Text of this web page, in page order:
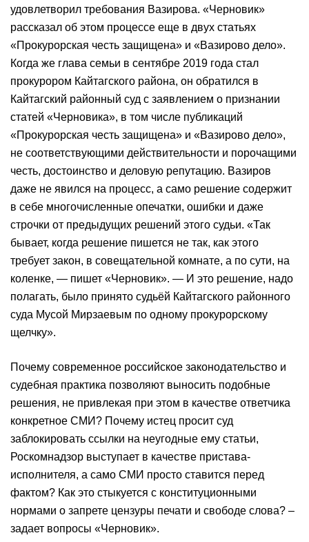
удовлетворил требования Вазирова. «Черновик»
рассказал об этом процессе еще в двух статьях
«Прокурорская честь защищена» и «Вазирово дело».
Когда же глава семьи в сентябре 2019 года стал
прокурором Кайтагского района, он обратился в
Кайтагский районный суд с заявлением о признании
статей «Черновика», в том числе публикаций
«Прокурорская честь защищена» и «Вазирово дело»,
не соответствующими действительности и порочащими
честь, достоинство и деловую репутацию. Вазиров
даже не явился на процесс, а само решение содержит
в себе многочисленные опечатки, ошибки и даже
строчки от предыдущих решений этого судьи. «Так
бывает, когда решение пишется не так, как этого
требует закон, в совещательной комнате, а по сути, на
коленке, — пишет «Черновик». — И это решение, надо
полагать, было принято судьёй Кайтагского районного
суда Мусой Мирзаевым по одному прокурорскому
щелчку».
Почему современное российское законодательство и
судебная практика позволяют выносить подобные
решения, не привлекая при этом в качестве ответчика
конкретное СМИ? Почему истец просит суд
заблокировать ссылки на неугодные ему статьи,
Роскомнадзор выступает в качестве пристава-
исполнителя, а само СМИ просто ставится перед
фактом? Как это стыкуется с конституционными
нормами о запрете цензуры печати и свободе слова? –
задает вопросы «Черновик».